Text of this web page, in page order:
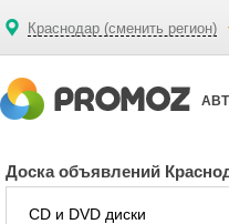
Краснодар (сменить регион)
Доска объявлений
CD и DVD диски